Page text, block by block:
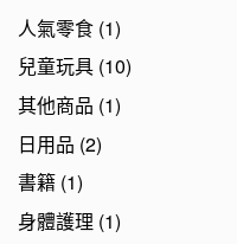
人氣零食 (1)
兒童玩具 (10)
其他商品 (1)
日用品 (2)
書籍 (1)
身體護理 (1)